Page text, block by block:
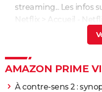
streaming... Les infos
Netflix
> Accueil -
Lion : histoire vraie,
AMAZON PRIME
À contre-sens 2 :